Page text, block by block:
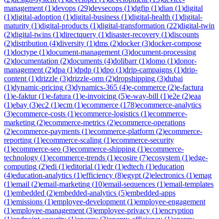
management (1)devops (29)devsecops (1)dgfip (1)dian (1)digital
(1)digital-adoption (1)digital-business (1)digital-health (1)digital-
maturity (1)digital-products (1)digital-transformation (22)digital-twin
(2)digital-twins (1)directquery (1)disaster-recovery (1)discounts
(2)distribution (4)diversity (1)dms (2)docker(3)docker-compose
(1)doctype (1)document-management (3)document-processing
(2)documentation (2)documents (4)dolibarr(1)domo (1)donor-
management (2)dpa (1)dpdp (1)dpo (1)drip-campaigns (1)drip-
content (1)drizzle (3)drizzle-orm (2)dropshipping (3)dubai
(1)dynamic-pricing (3)dynamics-365 (4)e-commerce (2)e-factura
(1)e-faktur(1)e-fatura (1)e-invoicing (5)e-way-bill (1)e2e (2)eaa
(1)ebay (3)ec2 (1)ecm (1)ecommerce (178)ecommerce-analytics
(3)ecommerce-costs (1)ecommerce-logistics (1)ecommerce-
marketing (2)ecommerce-metrics (2)ecommerce-operations
(2)ecommerce-payments (1)ecommerce-platform (2)ecommerce-
reporting (1)ecommerce-scaling (1)ecommerce-security
(1)ecommerce-seo (3)ecommerce-shipping (1)ecommerce-
technology (1)ecommerce-trends (1)ecosire (7)ecosystem (1)edge-
computing (2)edi (1)editorial (1)edr(1)edtech (1)education
(4)education-analytics (1)efficiency (8)egypt (2)electronics (1)emag
(1)email (2)email-marketing (10)email-sequences (1)email-templates
(1)embedded (2)embedded-analytics (5)embedded-apps
(1)emissions (1)employee-development (1)employee-engagement
(1)employee-management (3)employee-privacy (1)encryption